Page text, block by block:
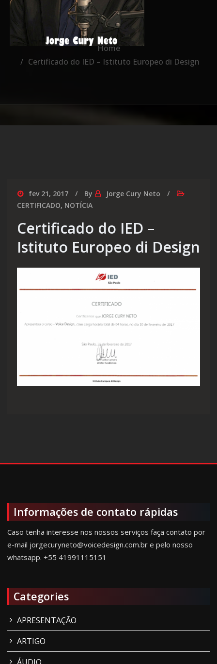
Design
Home
Certificado do IED – Istituto Europeo di Design
fev 21, 2017 By
Jorge Cury Neto
CERTIFICADO, NOTÍCIA
Certificado do IED –
Istituto Europeo di Design
Informações de contato rápidas
Caso tenha interesse nos nossos serviços faça contato por
e-mail jorgecuryneto@voicedesign.com.br e pelo nosso
whatsapp. +55 41991115151
Categories
APRESENTAÇÃO
ARTIGO